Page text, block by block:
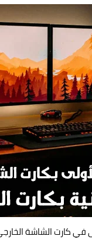
كارت الشاشة